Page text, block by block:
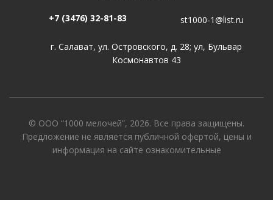
+7 (3476) 32-81-83 st1000-1@list.ru
г. Салават, ул. Островского, д. 28; ул, Бульвар
Космонавтов 43
© ООО “1000 мелочей”, 2026. Все права защищены.
Предложение не является публичной офертой, цены и
информация на сайте ознакомительные